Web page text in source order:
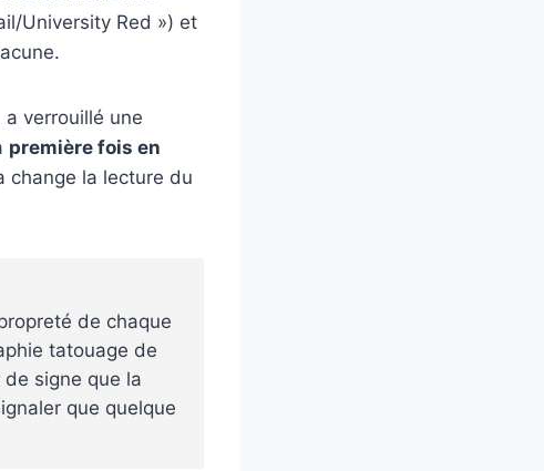
University Red ») et
a verrouillé une
première fois en
change la lecture du
de chaque
tatouage de
de signe que la
que quelque